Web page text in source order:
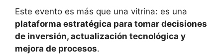
Este evento es más que una vitrina: es una
plataforma estratégica para tomar decisiones
de inversión, actualización tecnológica y
mejora de procesos.